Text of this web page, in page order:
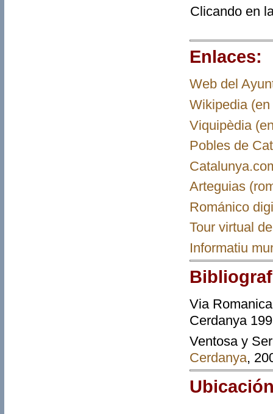
Clicando en
Enlaces:
Web del
Wikipedia
Viquipèdia
Pobles de
Arteguias
Románico
Tour virtual
Informatiu
Via
Cerdanya
Ventosa y
Cerdanya,